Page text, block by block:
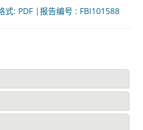
: PDF |报告编号 : FBI101588